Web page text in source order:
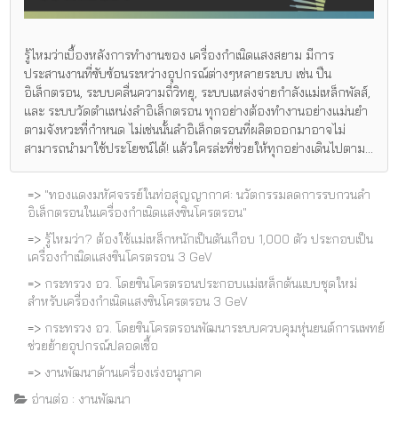
รู้ไหมว่าเบื้องหลังการทำงานของ เครื่องกำเนิดแสงสยาม มีการ
ประสานงานที่ซับซ้อนระหว่างอุปกรณ์ต่างๆหลายระบบ เช่น ปืน
อิเล็กตรอน, ระบบคลื่นความถี่วิทยุ, ระบบแหล่งจ่ายกำลังแม่เหล็กพัลส์,
และ ระบบวัดตำแหน่งลำอิเล็กตรอน ทุกอย่างต้องทำงานอย่างแม่นยำ
ตามจังหวะที่กำหนด ไม่เช่นนั้นลำอิเล็กตรอนที่ผลิตออกมาอาจไม่
สามารถนำมาใช้ประโยชน์ได้! แล้วใครล่ะที่ช่วยให้ทุกอย่างเดินไปตาม...
=> "ทองแดงมหัศจรรย์ในท่อสุญญากาศ: นวัตกรรมลดการรบกวนลำ
อิเล็กตรอนในเครื่องกำเนิดแสงซินโครตรอน"
=> รู้ไหมว่า? ต้องใช้แม่เหล็กหนักเป็นตันเกือบ 1,000 ตัว ประกอบเป็น
เครื่องกำเนิดแสงซินโครตรอน 3 GeV
=> กระทรวง อว. โดยซินโครตรอนประกอบแม่เหล็กต้นแบบชุดใหม่
สำหรับเครื่องกำเนิดแสงซินโครตรอน 3 GeV
=> กระทรวง อว. โดยซินโครตรอนพัฒนาระบบควบคุมหุ่นยนต์การแพทย์
ช่วยย้ายอุปกรณ์ปลอดเชื้อ
=> งานพัฒนาด้านเครื่องเร่งอนุภาค
อ่านต่อ : งานพัฒนา